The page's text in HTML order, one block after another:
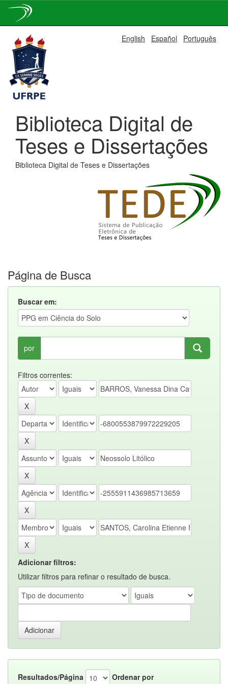
navigation
English Español Português
Biblioteca Digital de
Teses e Dissertações
Biblioteca Digital de Teses e Dissertações
Página de Busca
Buscar em:
por
Filtros correntes:
Adicionar filtros:
Utilizar filtros para refinar o resultado de busca.
Resultados/Página
Ordenar por